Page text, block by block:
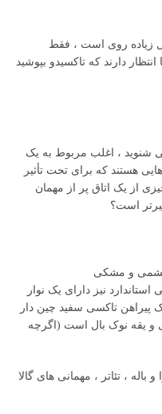
زیاده روی است ، فقط
دارند که تاکسیدو بپوشید
شنوید ، اغلب مربوط به یک
هستند که برای تحت تأثیر
از یک اتاق پر از مهمان
است؟
و مشکی
نیز دارای یک نوار
پیراهن تاکسی سفید چین دار
و یقه نوک بال است (اگرچه
باله ، تئاتر ، مهمانی های گالا